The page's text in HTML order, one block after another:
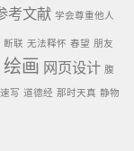
考文献 学会尊重他人
断联 无法释怀 春望 朋友
绘画 网页设计 腹
速写 道德经 那时天真 静物